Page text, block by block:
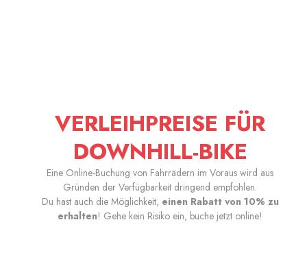
VERLEIHPREISE FÜR
DOWNHILL-BIKE
Eine Online-Buchung von Fahrrädern im Voraus wird aus
Gründen der Verfügbarkeit dringend empfohlen.
Du hast auch die Möglichkeit, einen Rabatt von 10% zu
erhalten! Gehe kein Risiko ein, buche jetzt online!